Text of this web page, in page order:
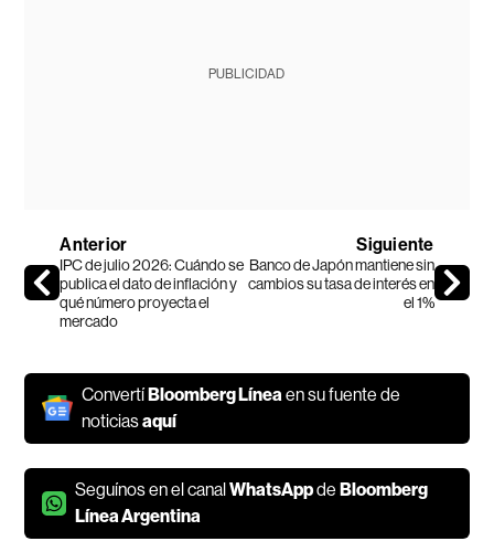
PUBLICIDAD
Anterior
IPC de julio 2026: Cuándo se
publica el dato de inflación y
qué número proyecta el
mercado
Siguiente
Banco de Japón mantiene sin
cambios su tasa de interés en
el 1%
ConvertíBloomberg Línea en su fuente de
noticiasaquí
Seguínos en el canalWhatsAppdeBloomberg
Línea Argentina